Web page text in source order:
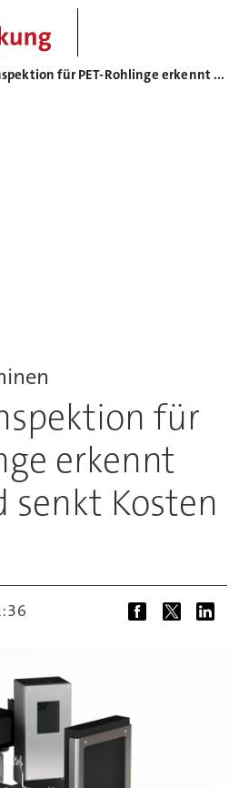
Preform-Inspektion für PET-Rohlinge erkennt Fehler und senkt Kosten
für
erkennt
senkt Kosten